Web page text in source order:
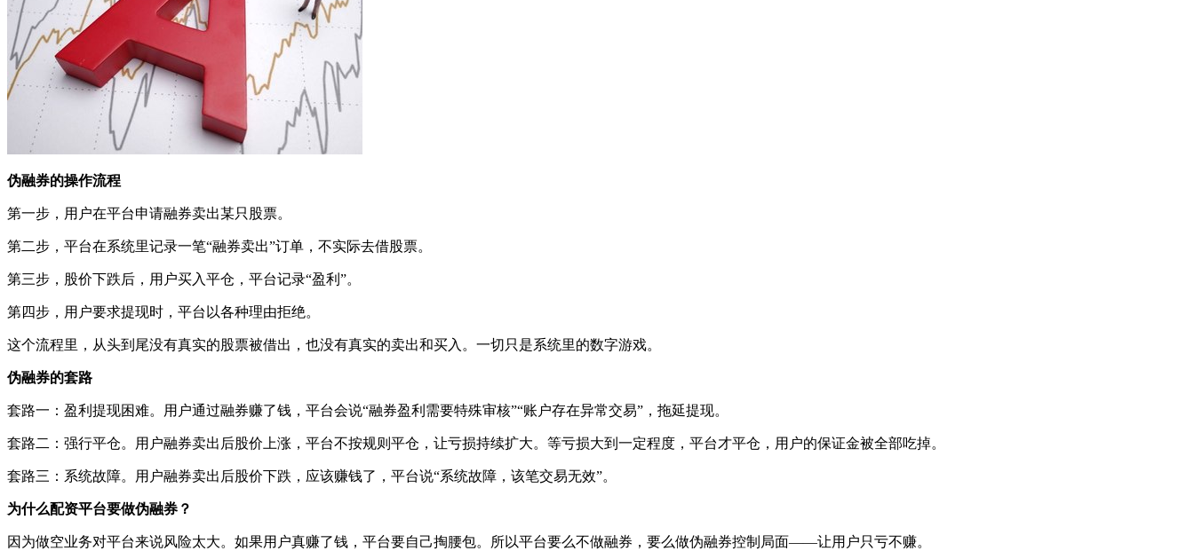
伪融券的操作流程
第一步，用户在平台申请融券卖出某只股票。
第二步，平台在系统里记录一笔“融券卖出”订单，不实际去借股票。
第三步，股价下跌后，用户买入平仓，平台记录“盈利”。
第四步，用户要求提现时，平台以各种理由拒绝。
这个流程里，从头到尾没有真实的股票被借出，也没有真实的卖出和买入。一切只是系统里的数字游戏。
伪融券的套路
套路一：盈利提现困难。用户通过融券赚了钱，平台会说“融券盈利需要特殊审核”“账户存在异常交易”，拖延提现。
套路二：强行平仓。用户融券卖出后股价上涨，平台不按规则平仓，让亏损持续扩大。等亏损大到一定程度，平台才平仓，用户的保证金被全部吃掉。
套路三：系统故障。用户融券卖出后股价下跌，应该赚钱了，平台说“系统故障，该笔交易无效”。
为什么配资平台要做伪融券？
因为做空业务对平台来说风险太大。如果用户真赚了钱，平台要自己掏腰包。所以平台要么不做融券，要么做伪融券控制局面——让用户只亏不赚。